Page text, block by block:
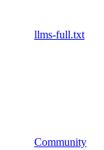
llms-full.txt
Community